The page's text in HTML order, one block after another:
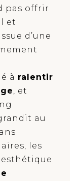
pas offrir
et
d’une
à ralentir
, et
au
les